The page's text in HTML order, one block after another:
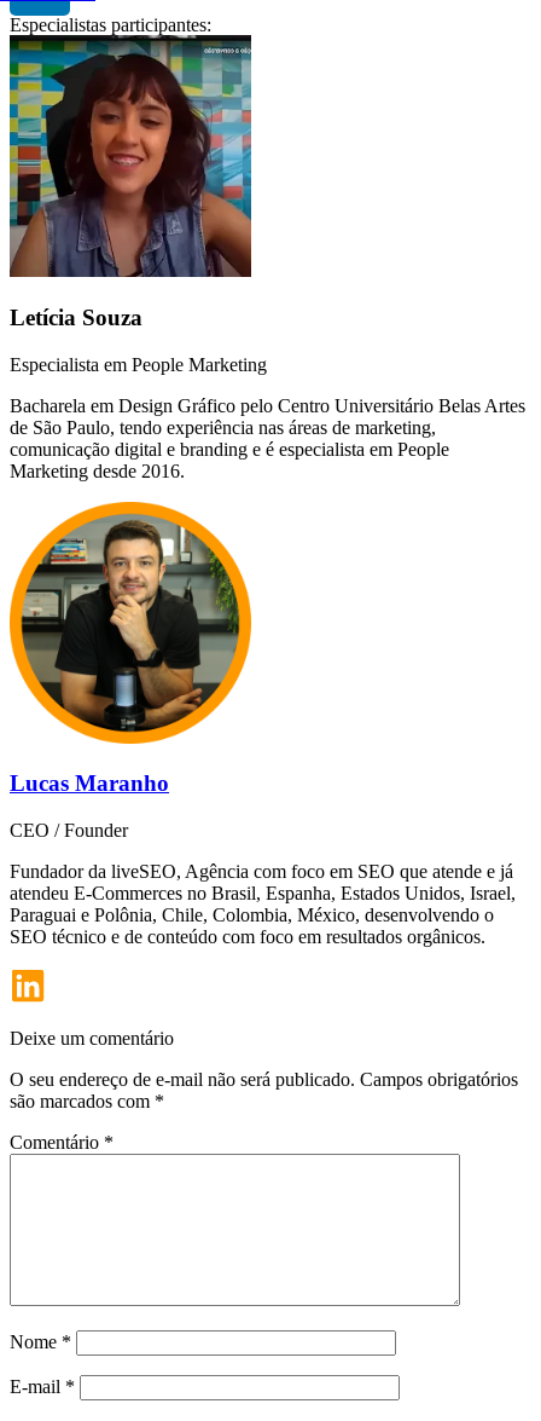
Especialistas participantes:
Letícia Souza
Especialista em People Marketing
Bacharela em Design Gráfico pelo Centro Universitário Belas Artes
de São Paulo, tendo experiência nas áreas de marketing,
comunicação digital e branding e é especialista em People
Marketing desde 2016.
Lucas Maranho
CEO / Founder
Fundador da liveSEO, Agência com foco em SEO que atende e já
atendeu E-Commerces no Brasil, Espanha, Estados Unidos, Israel,
Paraguai e Polônia, Chile, Colombia, México, desenvolvendo o
SEO técnico e de conteúdo com foco em resultados orgânicos.
Deixe um comentário
O seu endereço de e-mail não será publicado. Campos obrigatórios
são marcados com *
Comentário *
Nome *
E-mail *